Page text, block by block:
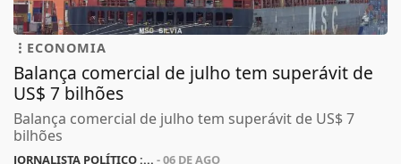
ECONOMIA
Balança comercial de julho tem superávit de
US$ 7 bilhões
Balança comercial de julho tem superávit de US$ 7
bilhões
JORNALISTA POLÍTICO :... - 06 DE AGO